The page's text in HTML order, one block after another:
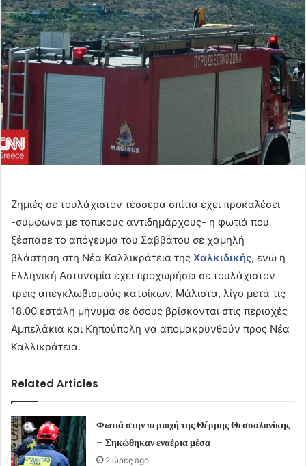
Ζημιές σε τουλάχιστον τέσσερα σπίτια έχει προκαλέσει
-σύμφωνα με τοπικούς αντιδημάρχους- η φωτιά που
ξέσπασε το απόγευμα του Σαββάτου σε χαμηλή
βλάστηση στη Νέα Καλλικράτεια της Χαλκιδικής, ενώ η
Ελληνική Αστυνομία έχει προχωρήσει σε τουλάχιστον
τρεις απεγκλωβισμούς κατοίκων. Μάλιστα, λίγο μετά τις
18.00 εστάλη μήνυμα σε όσους βρίσκονται στις περιοχές
Αμπελάκια και Κηπούπολη να απομακρυνθούν προς Νέα
Καλλικράτεια.
Related Articles
Φωτιά στην περιοχή της Θέρμης Θεσσαλονίκης
– Σηκώθηκαν εναέρια μέσα
2 ώρες ago